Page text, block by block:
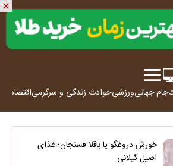
جام جهانیورزشیحوادث زندگی و سرگرمیاقتصاد
خورش دروغگو یا باقلا فسنجان؛ غذای
اصیل گیلانی